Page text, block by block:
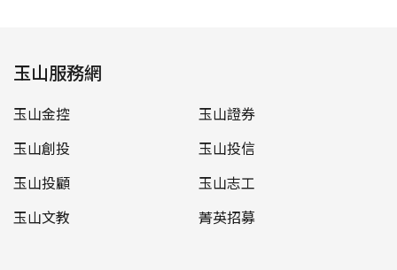
玉山服務網
玉山金控
玉山證券
玉山創投
玉山投信
玉山投顧
玉山志工
玉山文教
菁英招募